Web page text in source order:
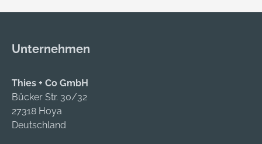
Unternehmen
Thies + Co GmbH
Bücker Str. 30/32
27318 Hoya
Deutschland